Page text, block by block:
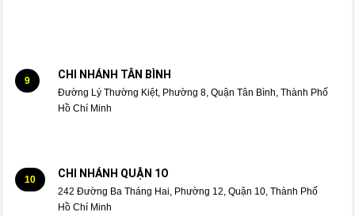
9 CHI NHÁNH TÂN BÌNH
Đường Lý Thường Kiệt, Phường 8, Quận Tân Bình, Thành Phố
Hồ Chí Minh
10 CHI NHÁNH QUẬN 1O
242 Đường Ba Tháng Hai, Phường 12, Quận 10, Thành Phố
Hồ Chí Minh